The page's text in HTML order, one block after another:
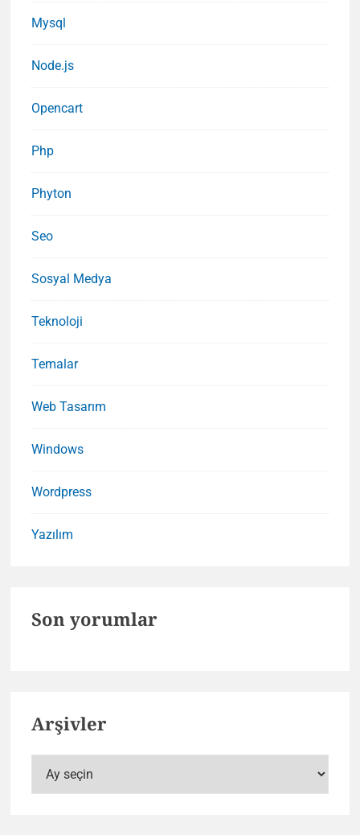
Mysql
Node.js
Opencart
Php
Phyton
Seo
Sosyal Medya
Teknoloji
Temalar
Web Tasarım
Windows
Wordpress
Yazılım
Son yorumlar
Arşivler